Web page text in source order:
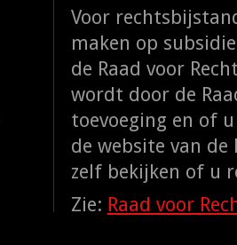
Voor
maken op
de Raad voor
wordt door de
toevoeging en of
de website van de
zelf bekijken of u
Zie: Raad voor